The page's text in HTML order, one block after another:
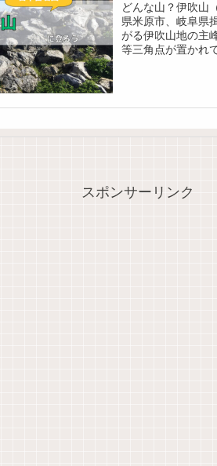
どんな山？伊吹山
県米原市、岐阜県
がる伊吹山地の主
等三角点が置かれ
スポンサーリンク